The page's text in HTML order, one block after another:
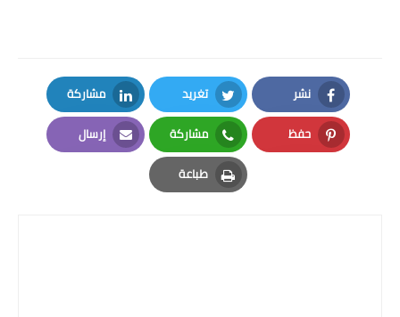
نشر
Facebook
تغريد
Twitter
مشاركة
LinkedIn
حفظ
Pinterest
مشاركة
Whatsapp
إرسال
Email
طباعة
Print